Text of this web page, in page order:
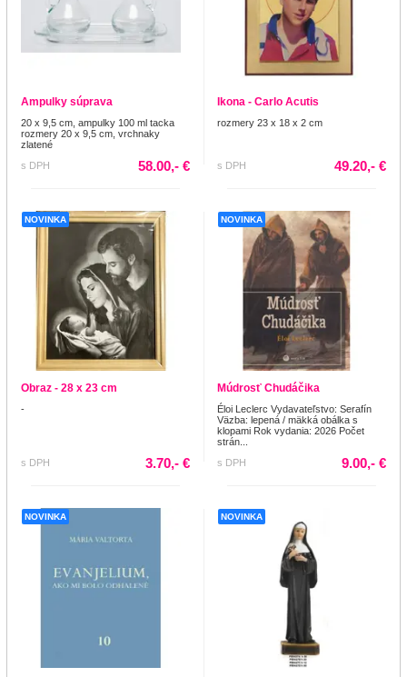
Ampulky súprava
20 x 9,5 cm, ampulky 100 ml tacka
rozmery 20 x 9,5 cm, vrchnaky
zlatené
s DPH
58.00,- €
Ikona - Carlo Acutis
rozmery 23 x 18 x 2 cm
s DPH 49.20,- €
NOVINKA
Obraz - 28 x 23 cm
-
s DPH 3.70,- €
NOVINKA
Múdrosť Chudáčika
Éloi Leclerc Vydavateľstvo: Serafín
Väzba: lepená / mäkká obálka s
klopami Rok vydania: 2026 Počet
strán...
s DPH
9.00,- €
NOVINKA NOVINKA